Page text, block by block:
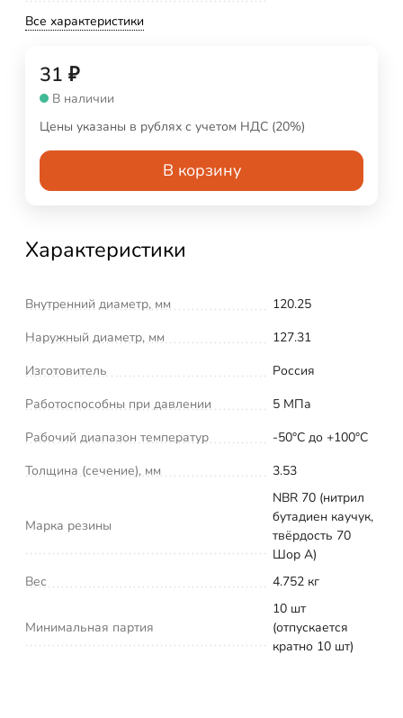
Все характеристики
31 ₽
В наличии
Цены указаны в рублях с учетом НДС (20%)
В корзину
Характеристики
Внутренний диаметр, мм
120.25
Наружный диаметр, мм
127.31
Изготовитель
Россия
Работоспособны при давлении
5 МПа
Рабочий диапазон температур
-50°С до +100°С
Толщина (сечение), мм
3.53
Марка резины
NBR 70 (нитрил
бутадиен каучук,
твёрдость 70
Шор А)
Вес
4.752 кг
Минимальная партия
10 шт
(отпускается
кратно 10 шт)